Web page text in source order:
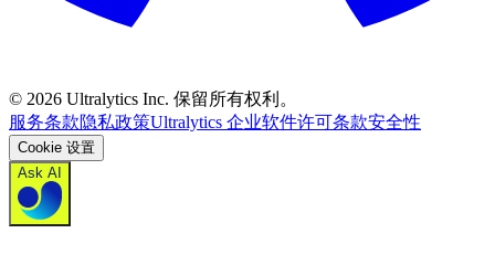
© 2026 Ultralytics Inc. 保留所有权利。
服务条款隐私政策Ultralytics 企业软件许可条款安全性
Cookie 设置
Ask AI